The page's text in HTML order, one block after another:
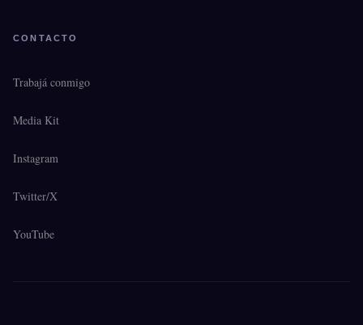
CONTACTO
Trabajá conmigo
Media Kit
Instagram
Twitter/X
YouTube